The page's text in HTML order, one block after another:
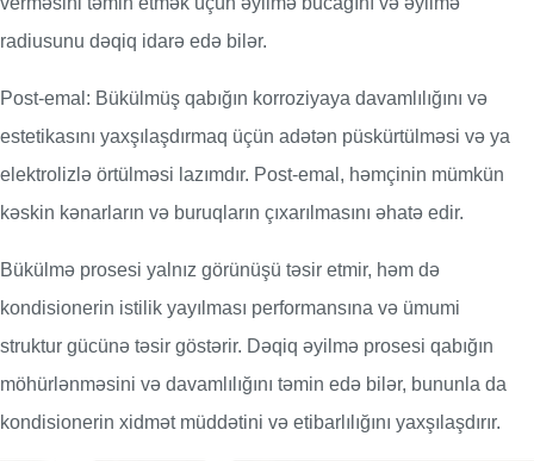
radiusunu dəqiq idarə edə bilər.
Post-emal: Bükülmüş qabığın korroziyaya davamlılığını və
estetikasını yaxşılaşdırmaq üçün adətən püskürtülməsi və ya
elektrolizlə örtülməsi lazımdır. Post-emal, həmçinin mümkün
kəskin kənarların və buruqların çıxarılmasını əhatə edir.
Bükülmə prosesi yalnız görünüşü təsir etmir, həm də
kondisionerin istilik yayılması performansına və ümumi
struktur gücünə təsir göstərir. Dəqiq əyilmə prosesi qabığın
möhürlənməsini və davamlılığını təmin edə bilər, bununla da
kondisionerin xidmət müddətini və etibarlılığını yaxşılaşdırır.